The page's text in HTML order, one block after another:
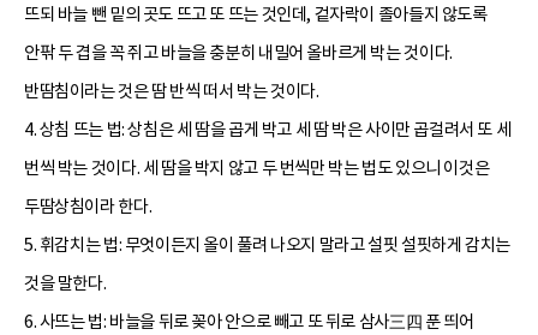
뜨되 바늘 뺀 밑의 곳도 뜨고 또 뜨는 것인데, 겉자락이 졸아들지 않도록
안팎 두 겹을 꼭 쥐고 바늘을 충분히 내밀어 올바르게 박는 것이다.
반땀침이라는 것은 땀 반씩 떠서 박는 것이다.
4. 상침 뜨는 법: 상침은 세 땀을 곱게 박고 세 땀 박은 사이만 곱걸려서 또 세
번씩 박는 것이다. 세 땀을 박지 않고 두 번씩만 박는 법도 있으니 이것은
두땀상침이라 한다.
5. 휘감치는 법: 무엇이든지 올이 풀려 나오지 말라고 설핏 설핏하게 감치는
것을 말한다.
6. 사뜨는 법: 바늘을 뒤로 꽂아 안으로 빼고 또 뒤로 삼사三四 푼 띄어